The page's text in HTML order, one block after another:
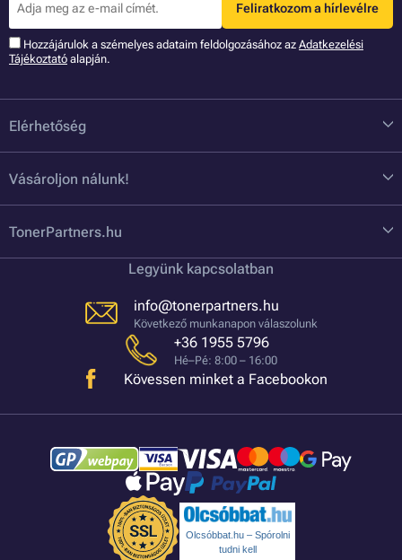
Feliratkozom a hírlevélre
Hozzájárulok a szémelyes adataim feldolgozásához az Adatkezelési
Tájékoztató alapján.
Elérhetőség
Vásároljon nálunk!
TonerPartners.hu
Legyünk kapcsolatban
info@tonerpartners.hu
Következő munkanapon válaszolunk
+36 1955 5796
Hé–Pé: 8:00 – 16:00
Kövessen minket a Facebookon
Olcsóbbat.hu – Spórolni
tudni kell